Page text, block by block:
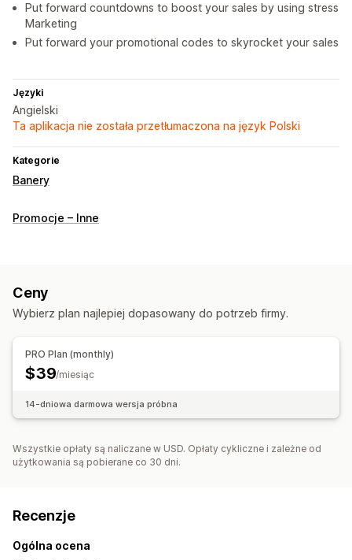
Put forward countdowns to boost your sales by using stress
Marketing
Put forward your promotional codes to skyrocket your sales
Języki
Angielski
Ta aplikacja nie została przetłumaczona na język Polski
Kategorie
Banery
Promocje – Inne
Ceny
Wybierz plan najlepiej dopasowany do potrzeb firmy.
PRO Plan (monthly)
$39/miesiąc
14-dniowa darmowa wersja próbna
Wszystkie opłaty są naliczane w USD. Opłaty cykliczne i zależne od
użytkowania są pobierane co 30 dni.
Recenzje
Ogólna ocena